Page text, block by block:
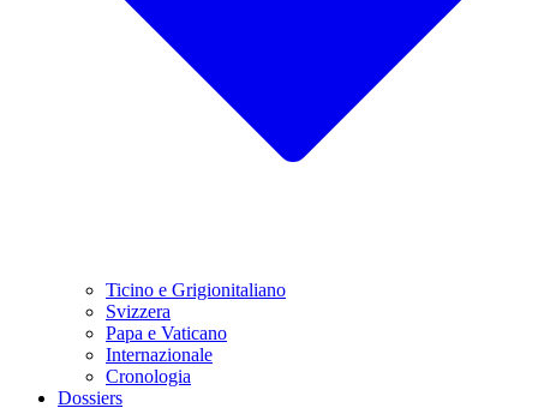
Ticino e Grigionitaliano
Svizzera
Papa e Vaticano
Internazionale
Cronologia
Dossiers